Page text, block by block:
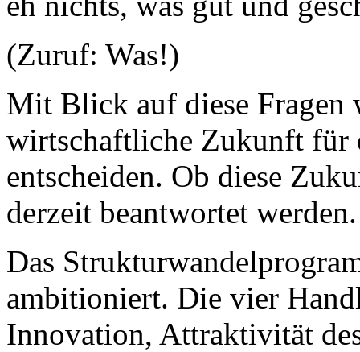
(Zuruf: Was!)
Mit Blick auf diese
wirtschaftliche Zukunft für
entscheiden. Ob diese
derzeit beantwortet werden.
Das
ambitioniert. Die vier
Innovation, Attraktivität